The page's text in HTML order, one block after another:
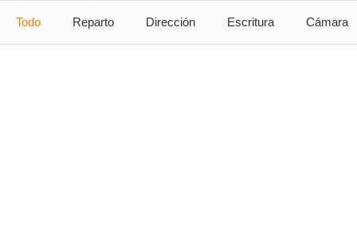
Todo Reparto Dirección Escritura Cámara